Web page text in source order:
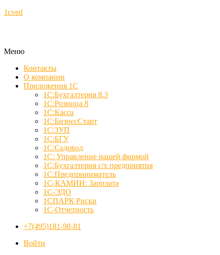
1cved
Меню
Контакты
О компании
Приложения 1С
1С:Бухгалтерия 8.3
1С:Розница 8
1С:Касса
1С:БизнесСтарт
1С:ЗУП
1С:БГУ
1С:Садовод
1С: Управление нашей фирмой
1С:Бухгалтерия с/х предприятия
1С:Предприниматель
1С-КАМИН: Зарплата
1С-ЭДО
1СПАРК Риски
1С-Отчетность
+7(495)181-98-81
Войти